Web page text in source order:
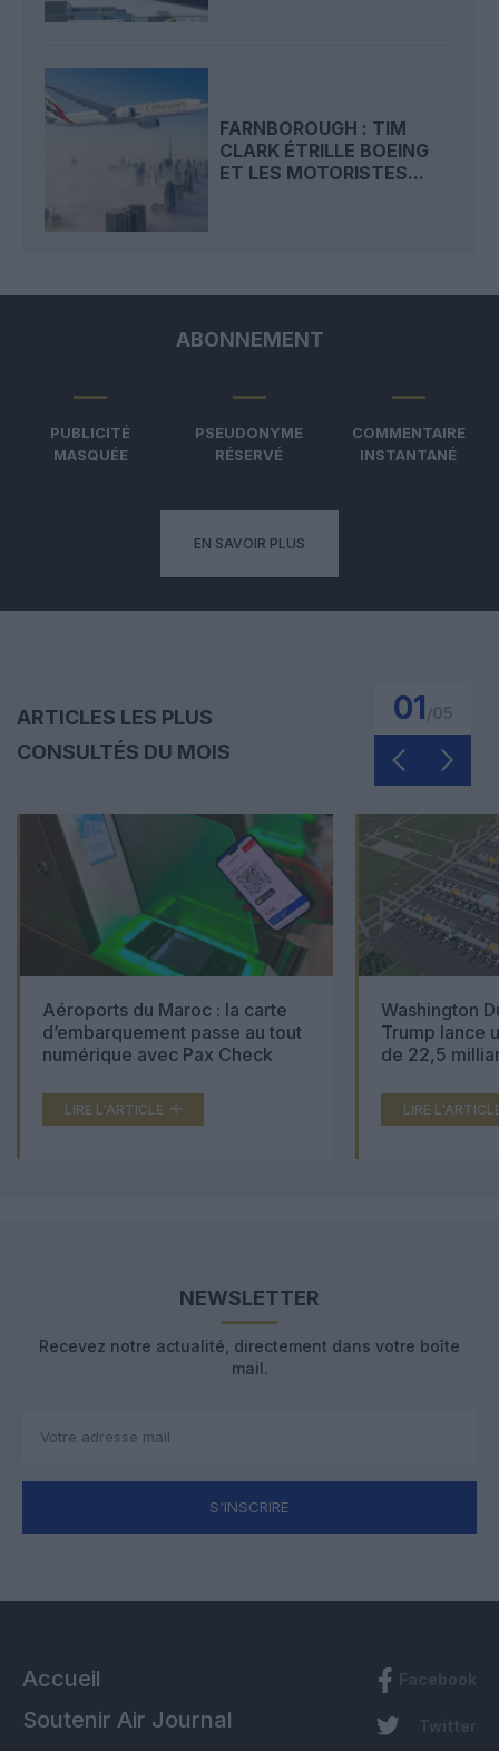
FARNBOROUGH : TIM
CLARK ÉTRILLE BOEING
ET LES MOTORISTES...
ABONNEMENT
PUBLICITÉ
MASQUÉE
PSEUDONYME
RÉSERVÉ
COMMENTAIRE
INSTANTANÉ
EN SAVOIR PLUS
ARTICLES LES PLUS
CONSULTÉS DU MOIS
01
Aéroports du Maroc : la carte
d’embarquement passe au tout
numérique avec Pax Check
LIRE L'ARTICLE
Washington
Trump lance
de 22,5
LIRE
NEWSLETTER
Recevez notre actualité, directement dans votre boîte
mail.
S'INSCRIRE
Accueil
Soutenir Air Journal